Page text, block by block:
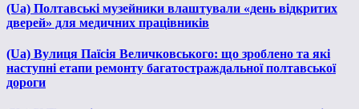
(Ua) Полтавські музейники влаштували «день відкритих
дверей» для медичних працівників
(Ua) Вулиця Паїсія Величковського: що зроблено та які
наступні етапи ремонту багатостраждальної полтавської
дороги